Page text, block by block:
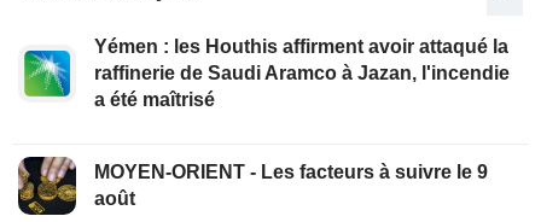
Yémen : les Houthis affirment avoir attaqué la
raffinerie de Saudi Aramco à Jazan, l'incendie
a été maîtrisé
MOYEN-ORIENT - Les facteurs à suivre le 9
août